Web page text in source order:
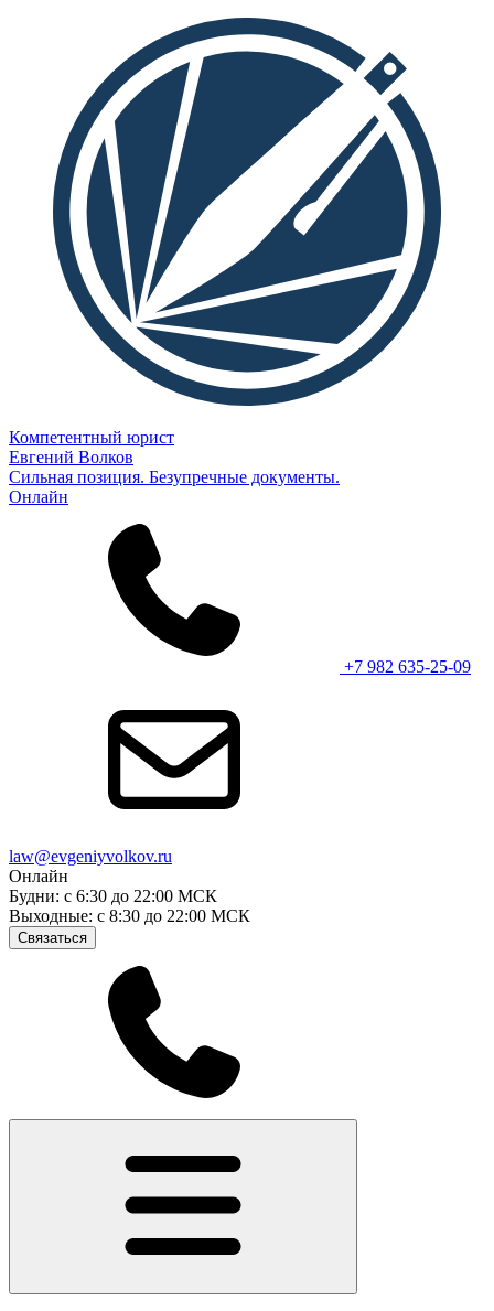
Компетентный юрист
Евгений Волков
Сильная позиция. Безупречные документы.
Онлайн
+7 982 635-25-09
law@evgeniyvolkov.ru
Онлайн
Будни: с 6:30 до 22:00 МСК
Выходные: с 8:30 до 22:00 МСК
Связаться